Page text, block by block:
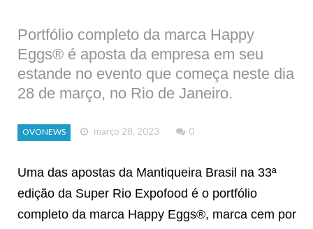
Portfólio completo da marca Happy
Eggs® é aposta da empresa em seu
estande no evento que começa neste dia
28 de março, no Rio de Janeiro.
OVONEWS março 28, 2023 0
Uma das apostas da Mantiqueira Brasil na 33ª
edição da Super Rio Expofood é o portfólio
completo da marca Happy Eggs®, marca cem por